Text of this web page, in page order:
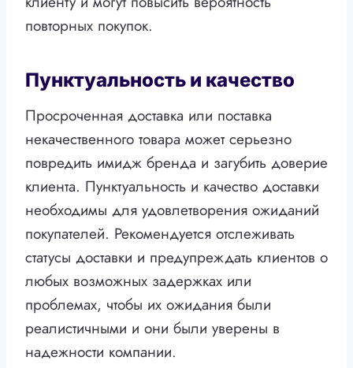
повторных покупок.
Пунктуальность и качество
Просроченная доставка или поставка
некачественного товара может серьезно
повредить имидж бренда и загубить доверие
клиента. Пунктуальность и качество доставки
необходимы для удовлетворения ожиданий
покупателей. Рекомендуется отслеживать
статусы доставки и предупреждать клиентов о
любых возможных задержках или
проблемах, чтобы их ожидания были
реалистичными и они были уверены в
надежности компании.